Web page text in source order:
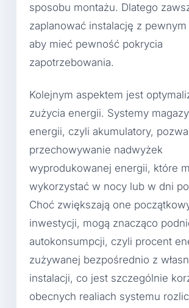
sposobu montażu. Dlatego
zaplanować instalację z pewnym
aby mieć pewność pokrycia
zapotrzebowania.
Kolejnym aspektem jest
zużycia energii. Systemy
energii, czyli akumulatory,
przechowywanie nadwyżek
wyprodukowanej energii, które
wykorzystać w nocy lub w dni
Choć zwiększają one
inwestycji, mogą znacząco
autokonsumpcji, czyli procent
zużywanej bezpośrednio z
instalacji, co jest szczególnie
obecnych realiach systemu